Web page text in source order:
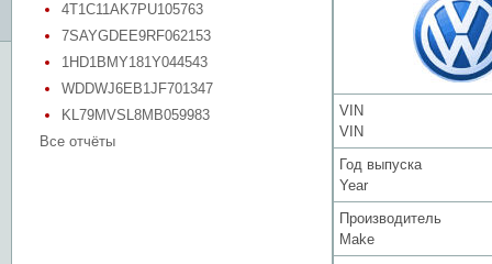
4T1C11AK7PU105763
7SAYGDEE9RF062153
1HD1BMY181Y044543
WDDWJ6EB1JF701347
KL79MVSL8MB059983
Все отчёты
VIN
VIN
Год выпуска
Year
Производитель
Make